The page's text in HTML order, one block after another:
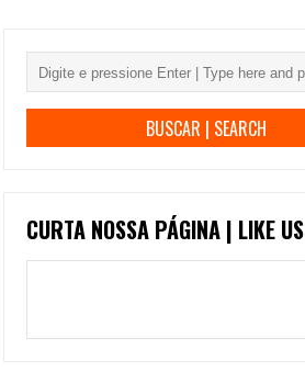
CURTA NOSSA PÁGINA | LIKE US